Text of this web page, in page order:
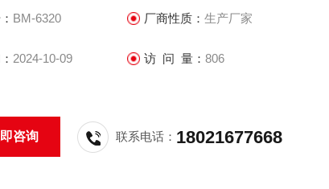
BM-6320 厂商性质： 生产厂家
2024-10-09 访 问 量： 806
咨询 联系电话： 18021677668